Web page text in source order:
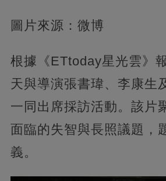
圖片來源：微博
根據《ETtoday星光雲》
天與導演張書瑋、李康生
一同出席採訪活動。該片
面臨的失智與長照議題，
義。